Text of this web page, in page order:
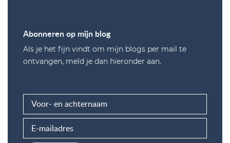
Abonneren op mijn blog
Als je het fijn vindt om mijn blogs per mail te
ontvangen, meld je dan hieronder aan.